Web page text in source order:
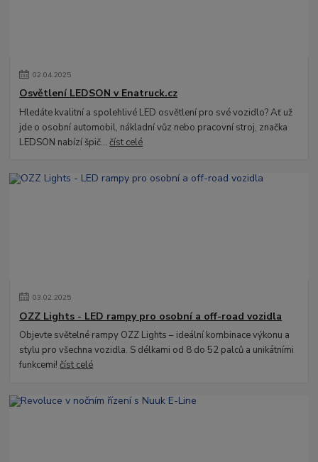
02.04.2025
Osvětlení LEDSON v Enatruck.cz
Hledáte kvalitní a spolehlivé LED osvětlení pro své vozidlo? Ať už
jde o osobní automobil, nákladní vůz nebo pracovní stroj, značka
LEDSON nabízí špič...číst celé
03.02.2025
OZZ Lights - LED rampy pro osobní a off-road vozidla
Objevte světelné rampy OZZ Lights – ideální kombinace výkonu a
stylu pro všechna vozidla. S délkami od 8 do 52 palců a unikátními
funkcemi!číst celé